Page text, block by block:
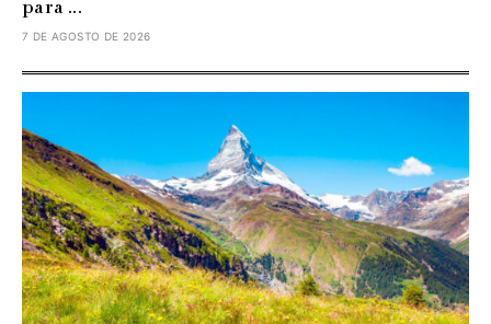
para ...
7 DE AGOSTO DE 2026